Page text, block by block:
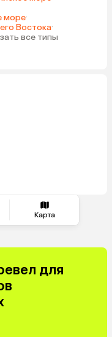
Карта
море·
Востока·
все типы
для